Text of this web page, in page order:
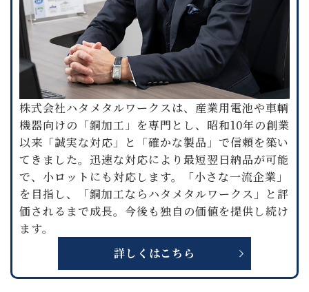
株式会社ハタメタルワークスは、産業用電池や車輌
機器向けの「銅加工」を専門とし、昭和10年の創業
以来「誠実な対応」と「確かな製品」で信頼を築い
てきました。迅速な対応により最短翌日納品が可能
で、小ロットにも対応します。「小さな一流企業」
を目指し、「銅加工ならハタメタルワークス」と評
価されるまで成長。今後も独自の価値を提供し続け
ます。
詳しくはこちら